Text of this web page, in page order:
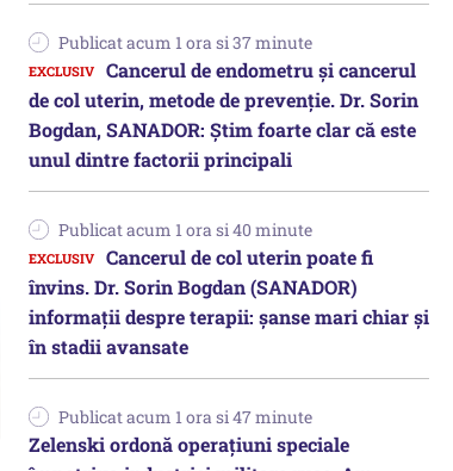
Publicat acum 1 ora si 37 minute
Cancerul de endometru și cancerul
de col uterin, metode de prevenție. Dr. Sorin
Bogdan, SANADOR: Știm foarte clar că este
unul dintre factorii principali
Publicat acum 1 ora si 40 minute
Cancerul de col uterin poate fi
învins. Dr. Sorin Bogdan (SANADOR)
informații despre terapii: șanse mari chiar și
în stadii avansate
Publicat acum 1 ora si 47 minute
Zelenski ordonă operațiuni speciale